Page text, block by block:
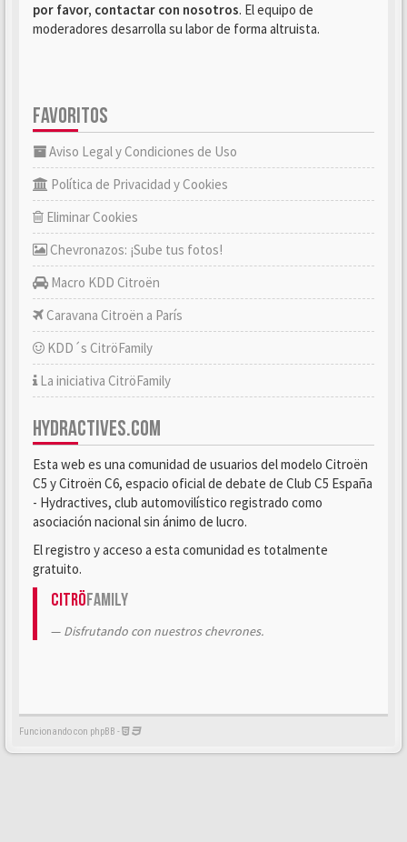
por favor, contactar con nosotros. El equipo de
moderadores desarrolla su labor de forma altruista.
FAVORITOS
Aviso Legal y Condiciones de Uso
Política de Privacidad y Cookies
Eliminar Cookies
Chevronazos: ¡Sube tus fotos!
Macro KDD Citroën
Caravana Citroën a París
KDD´s CitröFamily
La iniciativa CitröFamily
HYDRACTIVES.COM
Esta web es una comunidad de usuarios del modelo Citroën
C5 y Citroën C6, espacio oficial de debate de Club C5 España
- Hydractives, club automovilístico registrado como
asociación nacional sin ánimo de lucro.
El registro y acceso a esta comunidad es totalmente
gratuito.
CitröFamily
Disfrutando con nuestros chevrones.
Funcionando con phpBB -